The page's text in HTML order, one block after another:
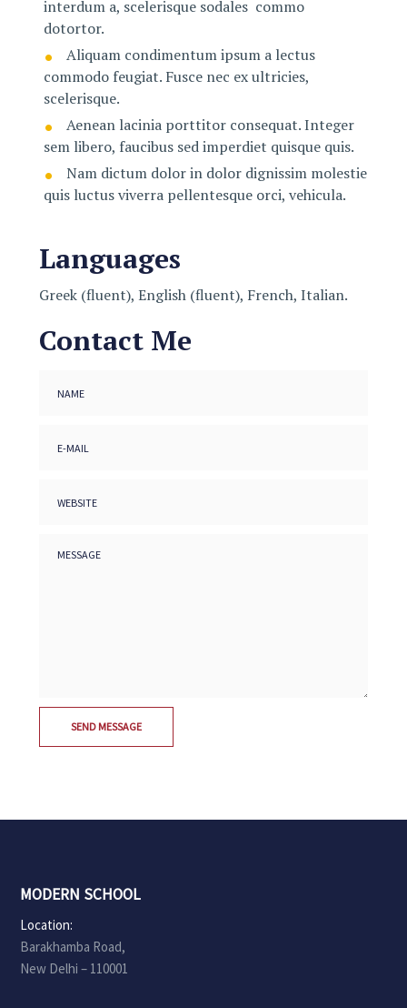
interdum a, scelerisque sodales commo
dotortor.
Aliquam condimentum ipsum a lectus
commodo feugiat. Fusce nec ex ultricies,
scelerisque.
Aenean lacinia porttitor consequat. Integer
sem libero, faucibus sed imperdiet quisque quis.
Nam dictum dolor in dolor dignissim molestie
quis luctus viverra pellentesque orci, vehicula.
Languages
Greek (fluent), English (fluent), French, Italian.
Contact Me
MODERN SCHOOL
Location:
Barakhamba Road,
New Delhi – 110001